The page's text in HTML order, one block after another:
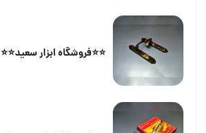
⭐️⭐️فروشگاه ابزار سعید⭐️⭐️